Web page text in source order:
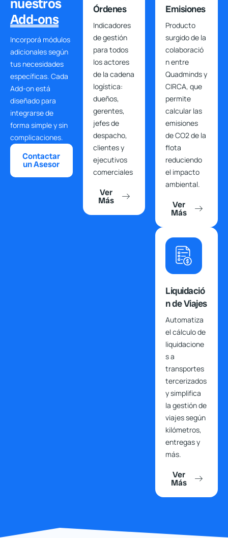
nuestros
Add-ons
Incorporá módulos
adicionales según
tus necesidades
específicas. Cada
Add-on está
diseñado para
integrarse de
forma simple y sin
complicaciones.
Contactar
un Asesor
Órdenes
Indicadores
de gestión
para todos
los actores
de la cadena
logística:
dueños,
gerentes,
jefes de
despacho,
clientes y
ejecutivos
comerciales
Ver
Más
Emisiones
Producto
surgido de la
colaboració
n entre
Quadminds y
CIRCA, que
permite
calcular las
emisiones
de CO2 de la
flota
reduciendo
el impacto
ambiental.
Ver
Más
Liquidació
n de Viajes
Automatiza
el cálculo de
liquidacione
s a
transportes
tercerizados
y simplifica
la gestión de
viajes según
kilómetros,
entregas y
más.
Ver
Más